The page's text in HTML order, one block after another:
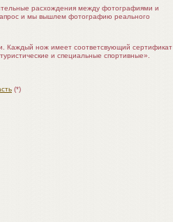
расхождения между фотографиями и
и мы вышлем фотографию реального
Каждый нож имеет соответсвующий сертификат
и специальные спортивные».
(*)